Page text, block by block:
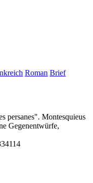
Roman Brief
persanes". Montesquieus
Gegenentwürfe,